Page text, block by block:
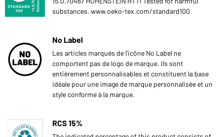
substances. www.oeko-tex.com/standard100
No Label
Les articles marqués de l'icône No Label ne
comportent pas de logo de marque. Ils sont
entièrement personnalisables et constituent la base
idéale pour une image de marque personnalisée et un
style conforme à la marque.
RCS 15%